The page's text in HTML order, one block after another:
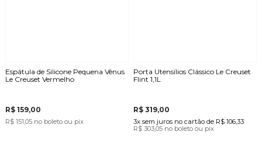
Espátula de Silicone Pequena Vênus
Le Creuset Vermelho
R$ 159,00
R$ 151,05 no boleto ou pix
Porta Utensílios Clássico Le Creuset
Flint 1,1L
R$ 319,00
3x sem juros no cartão de R$ 106,33
R$ 303,05 no boleto ou pix